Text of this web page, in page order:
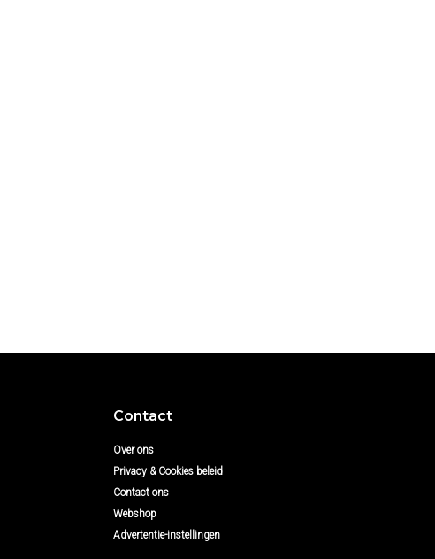
Contact
Over ons
Privacy & Cookies beleid
Contact ons
Webshop
Advertentie-instellingen